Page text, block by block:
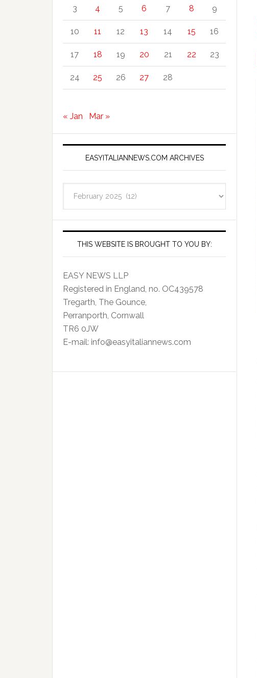
3 4 5 6 7 8 9
10 11 12 13 14 15 16
17 18 19 20 21 22 23
24 25 26 27 28
« Jan Mar »
EASYITALIANNEWS.COM ARCHIVES
Archives
THIS WEBSITE IS BROUGHT TO YOU BY:
EASY NEWS LLP
Registered in England, no. OC439578
Tregarth, The Gounce,
Perranporth, Cornwall
TR6 0JW
E-mail: info@easyitaliannews.com